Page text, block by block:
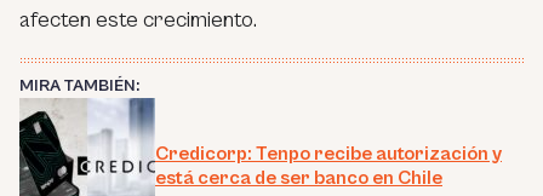
afecten este crecimiento.
MIRA TAMBIÉN:
Credicorp: Tenpo recibe autorización y
está cerca de ser banco en Chile